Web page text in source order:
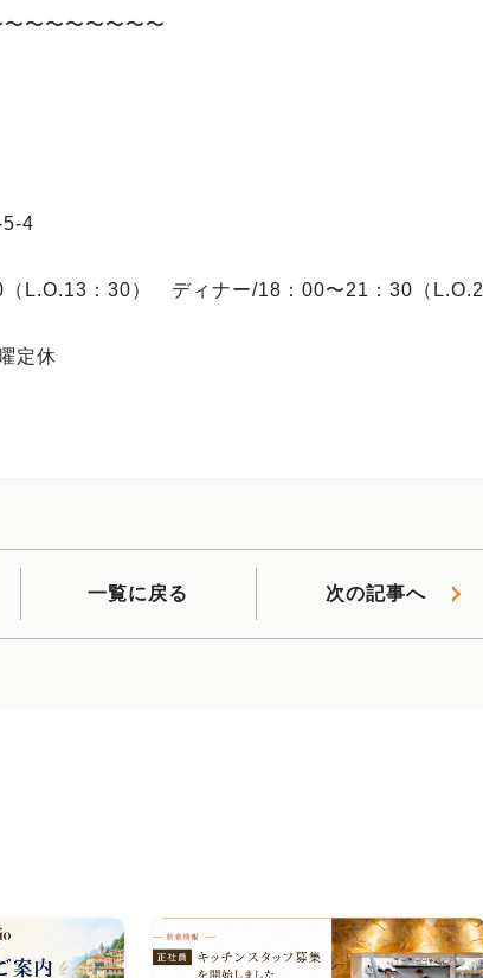
〜〜〜〜〜〜〜
4
（L.O.13：30） ディナー/18：00〜21：30（L.O.2
定休
次の記事へ
一覧に戻る